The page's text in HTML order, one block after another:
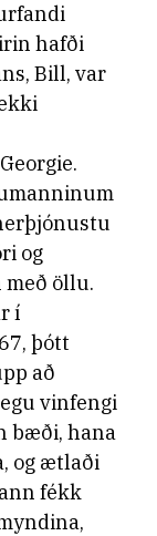
hafði
Bill, var
og
öllu.
í
þótt
að
vinfengi
bæði, hana
og ætlaði
fékk